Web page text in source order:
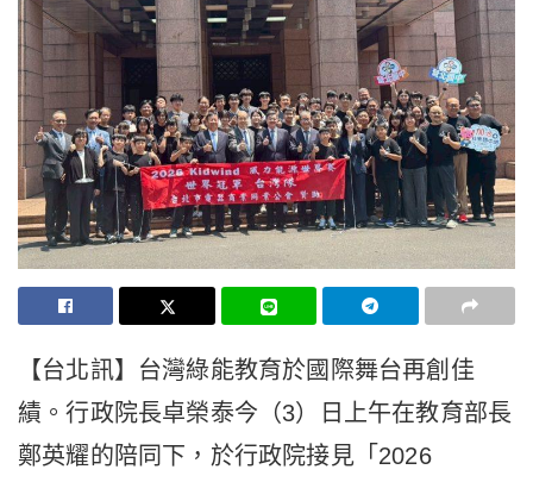
【台北訊】台灣綠能教育於國際舞台再創佳
績。行政院長卓榮泰今（3）日上午在教育部長
鄭英耀的陪同下，於行政院接見「2026